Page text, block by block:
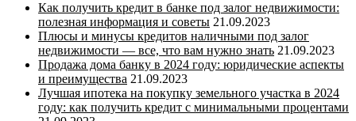
Как получить кредит в банке под залог недвижимости:
полезная информация и советы 21.09.2023
Плюсы и минусы кредитов наличными под залог
недвижимости — все, что вам нужно знать 21.09.2023
Продажа дома банку в 2024 году: юридические аспекты
и преимущества 21.09.2023
Лучшая ипотека на покупку земельного участка в 2024
году: как получить кредит с минимальными процентами